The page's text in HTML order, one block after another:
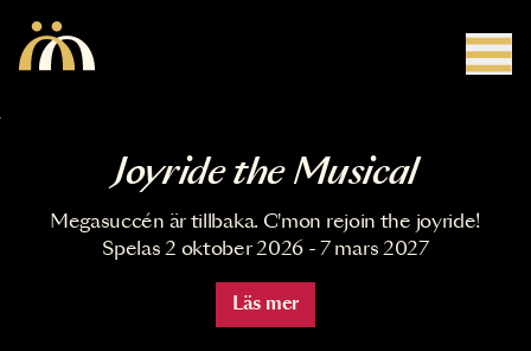
Joyride the Musical
Megasuccén är tillbaka. C'mon rejoin the joyride!
Spelas 2 oktober 2026 - 7 mars 2027
Läs mer